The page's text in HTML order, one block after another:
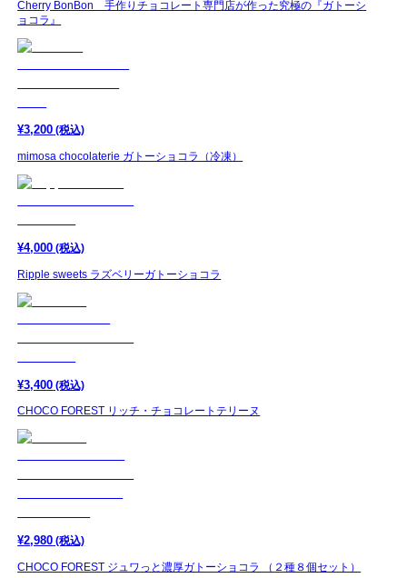
Cherry BonBon 手作りチョコレート専門店が作った究極の『ガトーシ
ョコラ』
¥3,200 (税込)
mimosa chocolaterie ガトーショコラ（冷凍）
¥4,000 (税込)
Ripple sweets ラズベリーガトーショコラ
¥3,400 (税込)
CHOCO FOREST リッチ・チョコレートテリーヌ
¥2,980 (税込)
CHOCO FOREST ジュワっと濃厚ガトーショコラ （２種８個セット）